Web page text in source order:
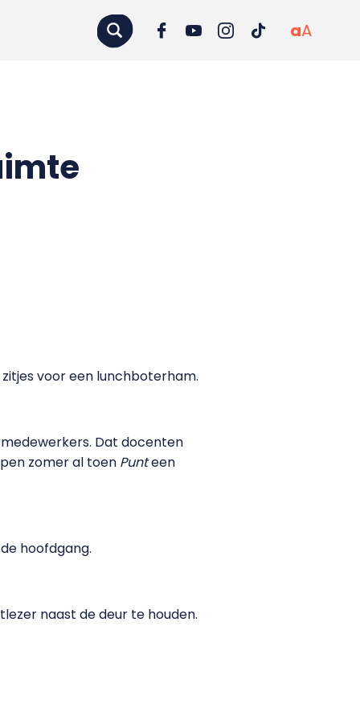
aA
voor een lunchboterham.
Dat docenten
zomer al toen Punteen
hoofdgang.
naast de deur te houden.